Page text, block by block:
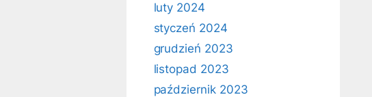
luty 2024
styczeń 2024
grudzień 2023
listopad 2023
październik 2023